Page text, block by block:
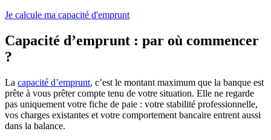
Je calcule ma capacité d'emprunt
Capacité d’emprunt : par où commencer
?
La capacité d’emprunt, c’est le montant maximum que la banque est
prête à vous prêter compte tenu de votre situation. Elle ne regarde
pas uniquement votre fiche de paie : votre stabilité professionnelle,
vos charges existantes et votre comportement bancaire entrent aussi
dans la balance.